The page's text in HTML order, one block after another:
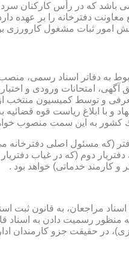
برخوردار می باشد که در رأس
معاونت دفترخانه را بر
امور ثبات مشغول کارورزی
معرفی و توسط كمیسیون
كشور به این سمت منصوب
یك سردفتر (كه مسئول اصلی
دوم (كه در غیاب
و كارمند خدماتی) خواهد بود .
كارمندان اداره ثبت اسناد واملاك